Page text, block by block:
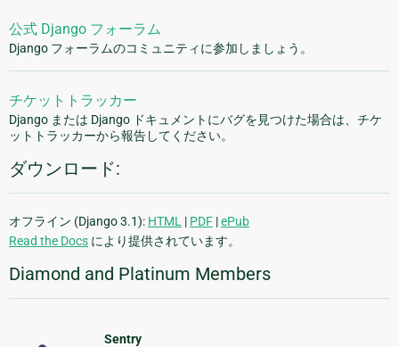
公式 Django フォーラム
Django フォーラムのコミュニティに参加しましょう。
チケットトラッカー
Django または Django ドキュメントにバグを見つけた場合は、チケ
ットトラッカーから報告してください。
ダウンロード:
オフライン (Django 3.1): HTML | PDF |ePub
Read the Docs により提供されています。
Diamond and Platinum Members
Sentry